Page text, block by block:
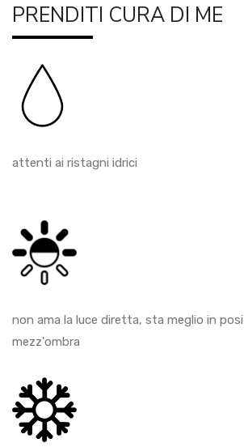
PRENDITI CURA DI ME
attenti ai ristagni idrici
non ama la luce diretta, sta meglio in
mezz'ombra